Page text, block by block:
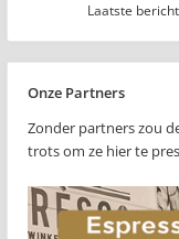
Laatste
Onze Partners
Zonder partners zou
trots om ze hier te